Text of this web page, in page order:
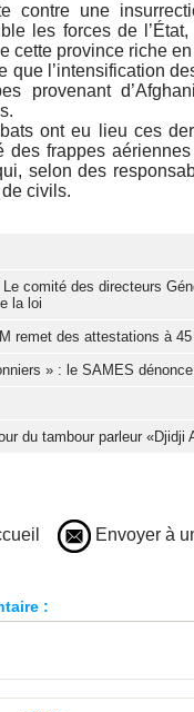
contre une
les forces de
cette province riche
que l’intensification
provenant
ont eu lieu ces
des frappes
selon des
civils.
Le comité des directeurs
la loi
remet des attestations à
» : le SAMES
du tambour parleur «Djidji
Envoyer à
: